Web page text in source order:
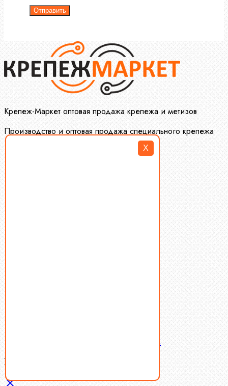
X
Отправить
Крепеж-Маркет оптовая продажа крепежа и метизов
Производство и оптовая продажа специального крепежа
Латунный и бронзовый крепеж
Ваша корзина